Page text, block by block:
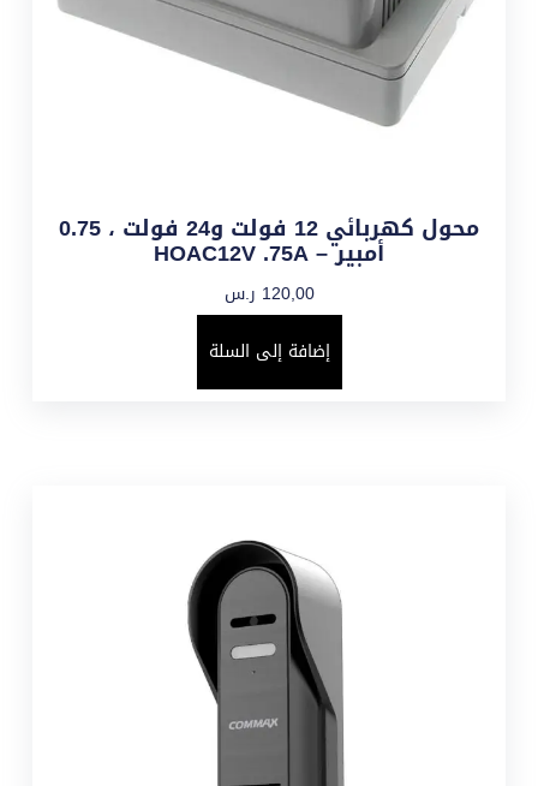
محول كهربائي 12 فولت و24 فولت ، 0.75
أمبير – HOAC12V .75A
120,00 ر.س
إضافة إلى السلة